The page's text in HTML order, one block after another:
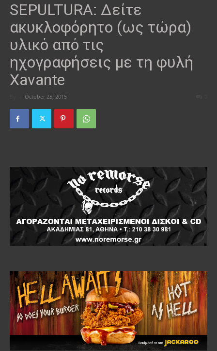
SEPULTURA: Δείτε
ακυκλοφόρητο (ως τώρα)
υλικό από τις
ηχογραφήσεις με τη φυλή
Xavante
October 25, 2015